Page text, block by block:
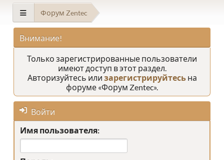
Форум Zentec
Внимание!
Только зарегистрированные пользователи
имеют доступ в этот раздел.
Авторизуйтесь или зарегистрируйтесьна
форуме «Форум Zentec».
Войти
Имя пользователя: